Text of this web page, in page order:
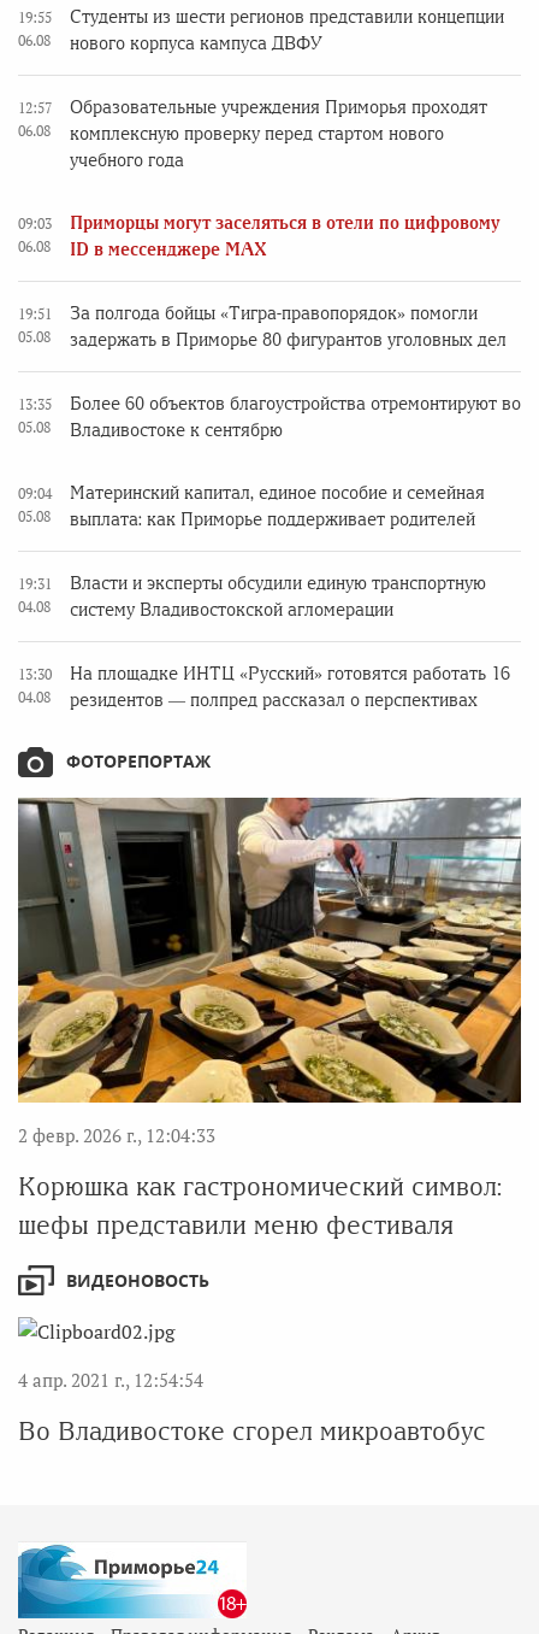
19:55
06.08
Студенты из шести регионов представили концепции
нового корпуса кампуса ДВФУ
12:57
06.08
Образовательные учреждения Приморья проходят
комплексную проверку перед стартом нового
учебного года
09:03
06.08
Приморцы могут заселяться в отели по цифровому
ID в мессенджере MAX
19:51
05.08
За полгода бойцы «Тигра-правопорядок» помогли
задержать в Приморье 80 фигурантов уголовных дел
13:35
05.08
Более 60 объектов благоустройства отремонтируют во
Владивостоке к сентябрю
09:04
05.08
Материнский капитал, единое пособие и семейная
выплата: как Приморье поддерживает родителей
19:31
04.08
Власти и эксперты обсудили единую транспортную
систему Владивостокской агломерации
13:30
04.08
На площадке ИНТЦ «Русский» готовятся работать 16
резидентов — полпред рассказал о перспективах
ФОТОРЕПОРТАЖ
2 февр. 2026 г., 12:04:33
Корюшка как гастрономический символ:
шефы представили меню фестиваля
ВИДЕОНОВОСТЬ
4 апр. 2021 г., 12:54:54
Во Владивостоке сгорел микроавтобус